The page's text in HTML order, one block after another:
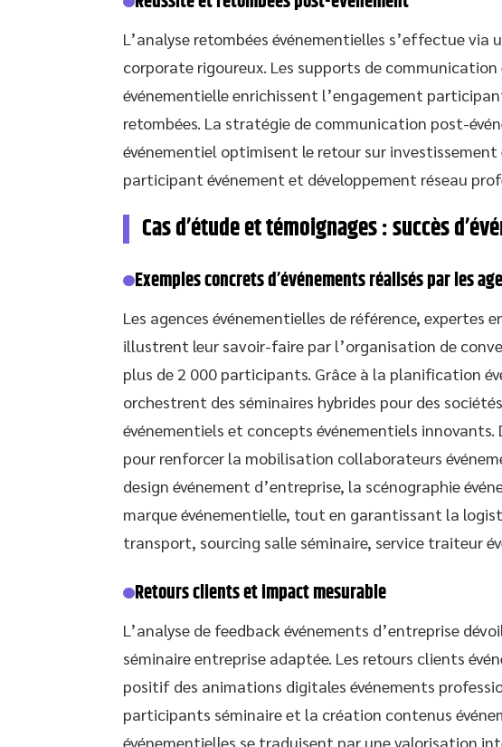
L’analyse retombées événementielles s’effectue via
corporate rigoureux. Les supports de
événementielle enrichissent l’engagement
retombées. La stratégie de communication post-
événementiel optimisent le retour sur
participant événement et développement réseau
Cas d’étude et témoignages : succès
Exemples concrets d’événements réalisés par les
Les agences événementielles de référence, expertes
illustrent leur savoir-faire par l’organisation de
plus de 2 000 participants. Grâce à la planification
orchestrent des séminaires hybrides pour des
événementiels et concepts événementiels innovants.
pour renforcer la mobilisation collaborateurs
design événement d’entreprise, la scénographie
marque événementielle, tout en garantissant la
transport, sourcing salle séminaire, service traiteur
Retours clients et impact mesurable
L’analyse de feedback événements d’entreprise
séminaire entreprise adaptée. Les retours clients
positif des animations digitales événements
participants séminaire et la création contenus
événementielles se traduisent par une valorisation